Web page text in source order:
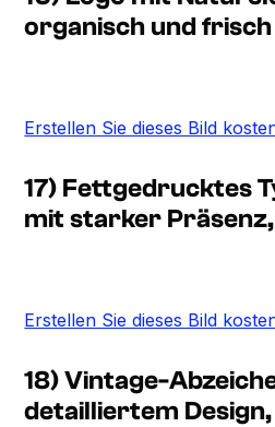
organisch und frisch
Erstellen Sie dieses Bild
17) Fettgedrucktes
mit starker
Erstellen Sie dieses Bild
18) Vintage-
detailliertem